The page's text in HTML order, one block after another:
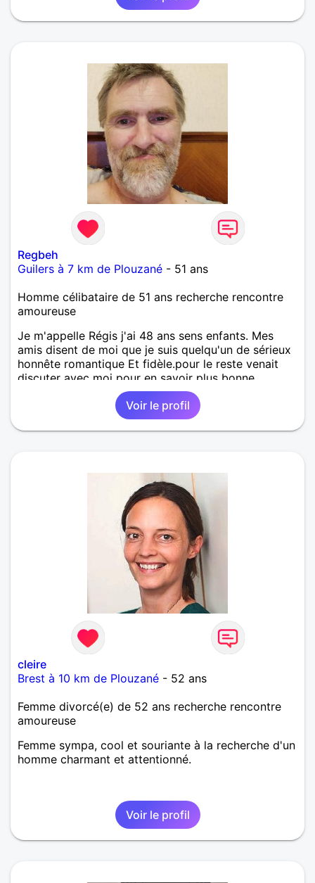
Regbeh
Guilers à 7 km de Plouzané - 51 ans
Homme célibataire de 51 ans recherche rencontre
amoureuse
Je m'appelle Régis j'ai 48 ans sens enfants. Mes
amis disent de moi que je suis quelqu'un de sérieux
honnête romantique Et fidèle.pour le reste venait
discuter avec moi pour en savoir plus bonne
Voir le profil
cleire
Brest à 10 km de Plouzané - 52 ans
Femme divorcé(e) de 52 ans recherche rencontre
amoureuse
Femme sympa, cool et souriante à la recherche d'un
homme charmant et attentionné.
Voir le profil